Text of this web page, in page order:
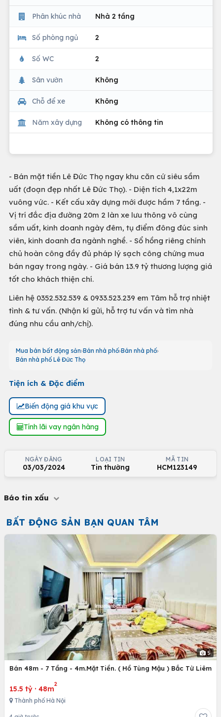
Phân khúc nhà Nhà 2 tầng
Số phòng ngủ 2
Số WC 2
Sân vườn Không
Chỗ để xe Không
Năm xây dựng Không có thông tin
- Bán mặt tiền Lê Đức Thọ ngay khu căn cứ siêu sầm
uất (đoạn đẹp nhất Lê Đức Thọ). - Diện tích 4,1x22m
vuông vức. - Kết cấu xây dựng mới được hầm 7 tầng. -
Vị trí đắc địa đường 20m 2 làn xe lưu thông vô cùng
sầm uất, kinh doanh ngày đêm, tụ điểm đông đúc sinh
viên, kinh doanh đa ngành nghề. - Sổ hồng riêng chính
chủ hoàn công đầy đủ pháp lý sạch công chứng mua
bán ngay trong ngày. - Giá bán 13.9 tỷ thương lượng giá
tốt cho khách thiện chí.
Liên hệ 0352.532.539 & 0933.523.239 em Tâm hỗ trợ nhiệt
tình & tư vấn. (Nhận kí gửi, hỗ trợ tư vấn và tìm nhà
đúng nhu cầu anh/chị).
Mua bán bất động sản Bán nhà phố Bán nhà phố
Bán nhà phố Lê Đức Thọ
Tiện ích & Đặc điểm
Biến động giá khu vực
Tính lãi vay ngân hàng
NGÀY ĐĂNG
03/03/2024
LOẠI TIN
Tin thường
MÃ TIN
HCM123149
Báo tin xấu
BẤT ĐỘNG SẢN BẠN QUAN TÂM
5
Bán 48m - 7 Tầng - 4m.Mặt Tiền. ( Hồ Tùng Mậu ) Bắc Từ Liêm
15.5 tỷ · 48m
2
Thành phố Hà Nội